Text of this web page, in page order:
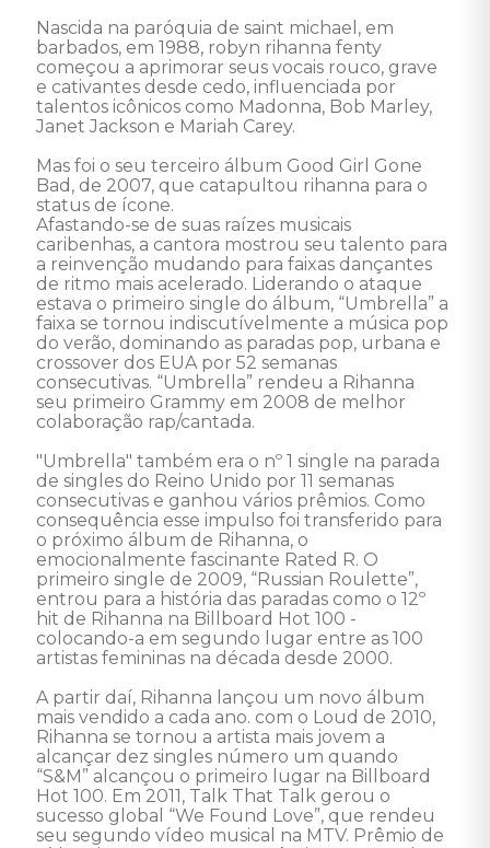
Nascida na paróquia de saint michael, em
barbados, em 1988, robyn rihanna fenty
começou a aprimorar seus vocais rouco, grave
e cativantes desde cedo, influenciada por
talentos icônicos como Madonna, Bob Marley,
Janet Jackson e Mariah Carey.
Mas foi o seu terceiro álbum Good Girl Gone
Bad, de 2007, que catapultou rihanna para o
status de ícone.
Afastando-se de suas raízes musicais
caribenhas, a cantora mostrou seu talento para
a reinvenção mudando para faixas dançantes
de ritmo mais acelerado. Liderando o ataque
estava o primeiro single do álbum, “Umbrella” a
faixa se tornou indiscutívelmente a música pop
do verão, dominando as paradas pop, urbana e
crossover dos EUA por 52 semanas
consecutivas. “Umbrella” rendeu a Rihanna
seu primeiro Grammy em 2008 de melhor
colaboração rap/cantada.
"Umbrella" também era o nº 1 single na parada
de singles do Reino Unido por 11 semanas
consecutivas e ganhou vários prêmios. Como
consequência esse impulso foi transferido para
o próximo álbum de Rihanna, o
emocionalmente fascinante Rated R. O
primeiro single de 2009, “Russian Roulette”,
entrou para a história das paradas como o 12º
hit de Rihanna na Billboard Hot 100 -
colocando-a em segundo lugar entre as 100
artistas femininas na década desde 2000.
A partir daí, Rihanna lançou um novo álbum
mais vendido a cada ano. com o Loud de 2010,
Rihanna se tornou a artista mais jovem a
alcançar dez singles número um quando
“S&M” alcançou o primeiro lugar na Billboard
Hot 100. Em 2011, Talk That Talk gerou o
sucesso global “We Found Love”, que rendeu
seu segundo vídeo musical na MTV. Prêmio de